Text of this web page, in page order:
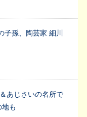
子孫、陶芸家 細川
あじさいの名所で
も